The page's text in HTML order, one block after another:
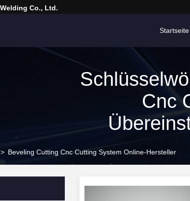
Co., Ltd.
Startseite
Cnc
> Beveling Cutting Cnc Cutting System Online-Hersteller